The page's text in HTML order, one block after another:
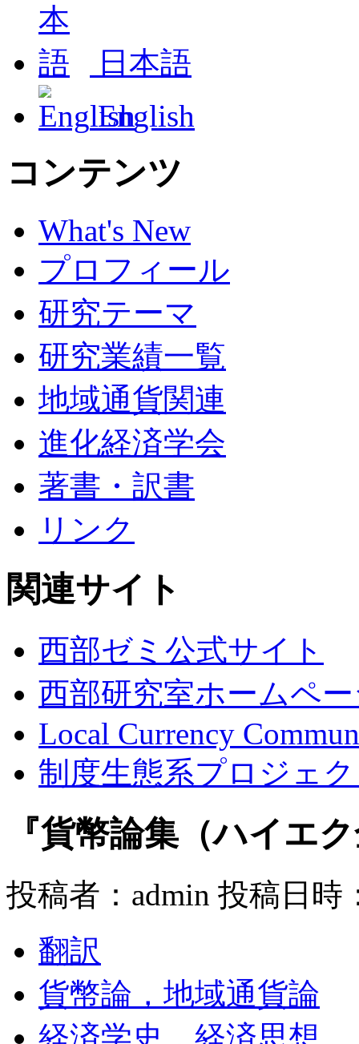
日本語
English
コンテンツ
What's New
プロフィール
研究テーマ
研究業績一覧
地域通貨関連
進化経済学会
著書・訳書
リンク
関連サイト
西部ゼミ公式サイト
西部研究室ホームペ
Local Currency
制度生態系プロジェ
『貨幣論集（ハイエ
投稿者：admin 投稿日時
翻訳
貨幣論，地域通貨論